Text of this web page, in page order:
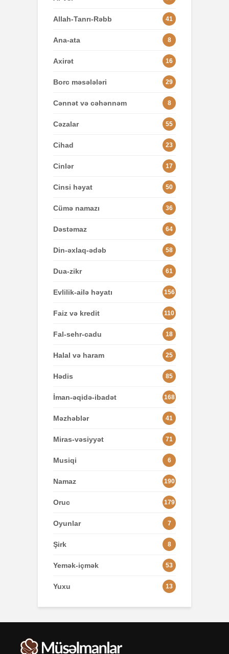
Allah-Tanrı-Rəbb 41
Ana-ata 8
Axirət 16
Borc məsələləri 29
Cənnət və cəhənnəm 8
Cəzalar 55
Cihad 23
Cinlər 17
Cinsi həyat 50
Cümə namazı 36
Dəstəmaz 64
Din-əxlaq-ədəb 58
Dua-zikr 61
Evlilik-ailə həyatı 156
Faiz və kredit 110
Fal-sehr-cadu 18
Halal və haram 25
Hədis 85
İman-əqidə-ibadət 168
Məzhəblər 41
Miras-vəsiyyət 71
Musiqi 6
Namaz 190
Oruc 179
Oyunlar 7
Şirk 8
Yemək-içmək 53
Yuxu 13